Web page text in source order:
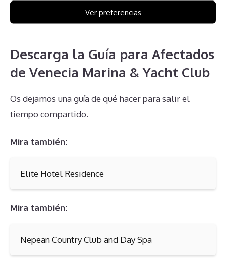
Ver preferencias
tomar decisiones informadas y buscar soluciones
adecuadas.
Descarga la Guía para Afectados
de Venecia Marina & Yacht Club
Os dejamos una guía de qué hacer para salir el
tiempo compartido.
Mira también:
Elite Hotel Residence
Mira también:
Nepean Country Club and Day Spa